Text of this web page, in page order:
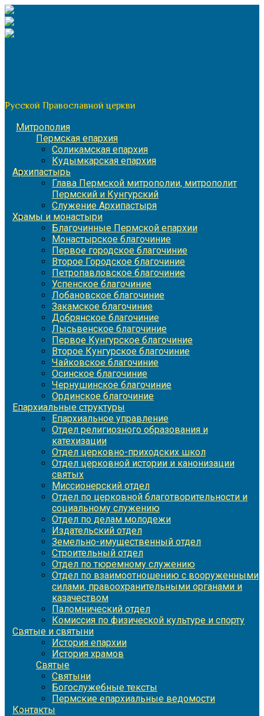
Перейти
к
содержимому
Русской Православной церкви
Митрополия
Пермская епархия
Соликамская епархия
Кудымкарская епархия
Архипастырь
Глава Пермской митрополии, митрополит
Пермский и Кунгурский
Служение Архипастыря
Храмы и монастыри
Благочинные Пермской епархии
Монастырское благочиние
Первое городское благочиние
Второе Городское благочиние
Петропавловское благочиние
Успенское благочиние
Лобановское благочиние
Закамское благочиние
Добрянское благочиние
Лысьвенское благочиние
Первое Кунгурское благочиние
Второе Кунгурское благочиние
Чайковское благочиние
Осинское благочиние
Чернушинское благочиние
Ординское благочиние
Епархиальные структуры
Епархиальное управление
Отдел религиозного образования и
катехизации
Отдел церковно-приходских школ
Отдел церковной истории и канонизации
святых
Миссионерский отдел
Отдел по церковной благотворительности и
социальному служению
Отдел по делам молодежи
Издательский отдел
Земельно-имущественный отдел
Строительный отдел
Отдел по тюремному служению
Отдел по взаимоотношению с вооруженными
силами, правоохранительными органами и
казачеством
Паломнический отдел
Комиссия по физической культуре и спорту
Святые и святыни
История епархии
История храмов
Святые
Святыни
Богослужебные тексты
Пермские епархиальные ведомости
Контакты